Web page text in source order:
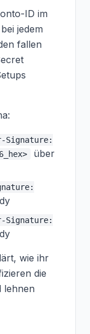
ID im
jedem
fallen
Signature:
über
Signature:
wie ihr
die
lehnen